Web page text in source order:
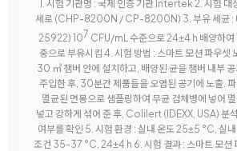
1. 시험 기관명 : 국제 인증 기관 Intertek 2. 시험 대
세로 (CHP-8200N / CP-8200N) 3. 부유 세균 :
25922) 107 CFU/mL 수준으로 24±4 h 배양하여
중으로 부유시킴 4. 시험 방법 : 스마트 모션 파우셋
30 ㎥ 챔버 안에 설치하고, 배양된 균을 챔버 내부
주입한 후, 30분간 제품들을 오염된 공기에 노출.
멸균된 면봉으로 샘플링하여 무균 검체병에 넣어
넣고 강하게 섞어 준 후, Colilert (IDEXX, USA) 분
여부를 확인 5. 시험 환경 : 실내 온도 25±5 °C, 실
조건 35-37 °C, 24±4 h 6. 시험 결과 : 스마트 모션